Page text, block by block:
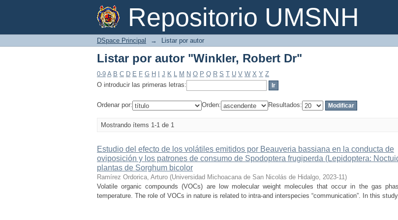
Repositorio UMSNH
Listar por autor "Winkler, Robert Dr"
DSpace Principal → Listar por autor
Listar por autor "Winkler, Robert Dr"
0-9 A B C D E F G H J K L M N O P Q R S T U V W X Y Z
O introducir las primeras letras:
Ordenar por: Orden: Resultados:
Mostrando ítems 1-1 de 1
Estudio del efecto de los volátiles emitidos por Beauveria bassiana en la conducta de
oviposición y los patrones de consumo de Spodoptera frugiperda (Lepidoptera:
plantas de Sorghum bicolor
Ramírez Ordorica, Arturo (Universidad Michoacana de San Nicolás de Hidalgo, 2023-11)
Volatile organic compounds (VOCs) are low molecular weight molecules that occur in the gas
temperature. The role of VOCs in nature is related to intra-and interspecies “communication”. In this